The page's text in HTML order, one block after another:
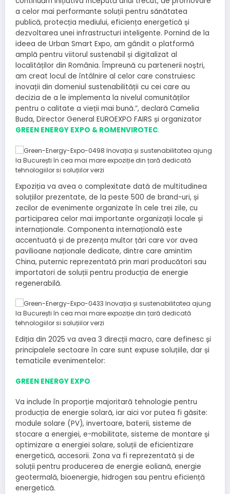
a celor mai performante soluții pentru sănătatea
publică, protecția mediului, eficiența energetică și
dezvoltarea unei infrastructuri inteligente. Pornind de la
ideea de Urban Smart Expo, am gândit o platformă
amplă pentru viitorul sustenabil și digitalizat al
localităților din România. Împreună cu partenerii noștri,
am creat locul de întâlnire al celor care construiesc
inovații din domeniul sustenabilității cu cei care au
decizia de a le implementa la nivelul comunităților
pentru o calitate a vieții mai bună.”, declară Camelia
Buda, Director General EUROEXPO FAIRS și organizator
GREEN ENERGY EXPO & ROMENVIROTEC.
Expoziția va avea o complexitate dată de multitudinea
soluțiilor prezentate, de la peste 500 de brand-uri, și
zecilor de evenimente organizate în cele trei zile, cu
participarea celor mai importante organizații locale și
internaționale. Componenta internațională este
accentuată și de prezența multor țări care vor avea
pavilioane naționale dedicate, dintre care amintim
China, puternic reprezentată prin mari producători sau
importatori de soluții pentru producția de energie
regenerabilă.
Ediția din 2025 va avea 3 direcții macro, care definesc și
principalele sectoare în care sunt expuse soluțiile, dar și
tematicile evenimentelor:
GREEN ENERGY EXPO
Va include în proporție majoritară tehnologie pentru
producția de energie solară, iar aici vor putea fi găsite:
module solare (PV), invertoare, baterii, sisteme de
stocare a energiei, e-mobilitate, sisteme de montare și
optimizare a energiei solare, soluții de eficientizare
energetică, accesorii. Zona va fi reprezentată și de
soluții pentru producerea de energie eoliană, energie
geotermală, bioenergie, hidrogen sau pentru eficiență
energetică.